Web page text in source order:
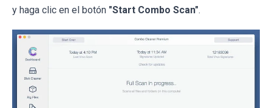
y haga clic en el botón "Start Combo Scan".